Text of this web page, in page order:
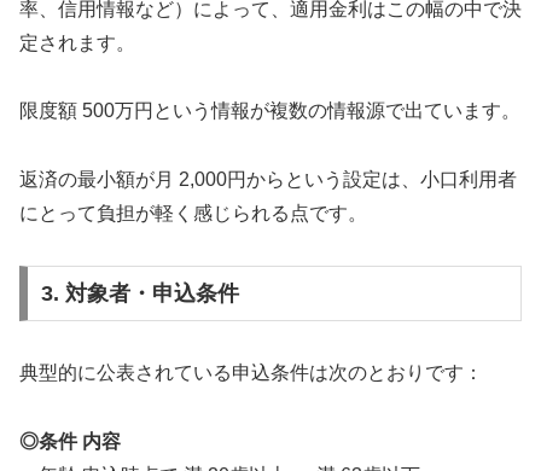
率、信用情報など）によって、適用金利はこの幅の中で決
定されます。
限度額 500万円という情報が複数の情報源で出ています。
返済の最小額が月 2,000円からという設定は、小口利用者
にとって負担が軽く感じられる点です。
3. 対象者・申込条件
典型的に公表されている申込条件は次のとおりです：
◎条件 内容